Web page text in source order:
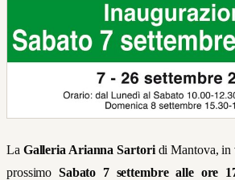
La Galleria Arianna Sartoridi Mantova, in
prossimo Sabato 7 settembre alle ore